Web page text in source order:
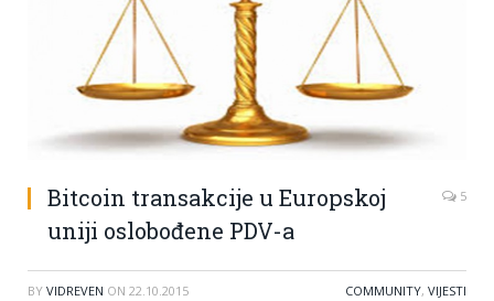
Bitcoin transakcije u Europskoj
uniji oslobođene PDV-a
5
BY VIDREVEN ON 22.10.2015 COMMUNITY, VIJESTI